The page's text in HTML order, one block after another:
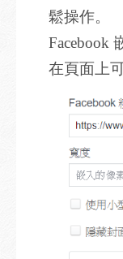
鬆操作。
Facebook
在頁面上